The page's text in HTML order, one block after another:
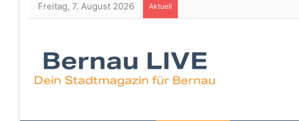
Freitag, 7. August 2026 Aktuell